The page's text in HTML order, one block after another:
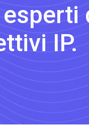
IP.